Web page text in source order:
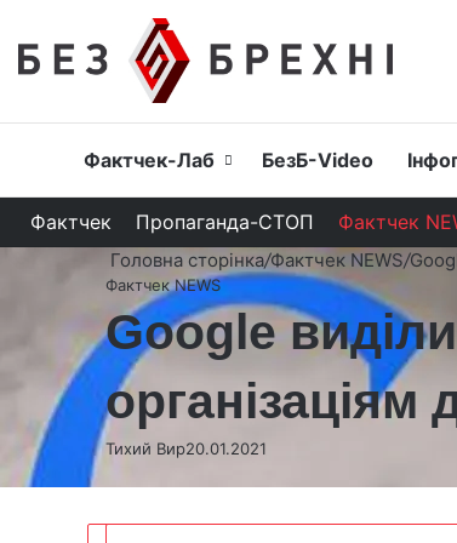
Головна
Фактчек-Лаб БезБ-Video
Фактчек Пропаганда-СТОП Фактчек
Головна сторінка/Фактчек NEWS/
Фактчек NEWS
Google
організаціям
Тихий Вир20.01.2021